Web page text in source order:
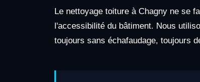
Le nettoyage toiture à Chagny ne se
l'accessibilité du bâtiment. Nous
toujours sans échafaudage, toujours